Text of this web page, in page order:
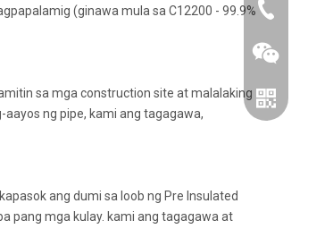
(ginawa mula sa C12200 - 99.9%
sa mga construction site at malalaking
ng pipe, kami ang tagagawa,
ang dumi sa loob ng Pre Insulated
pang mga kulay. kami ang tagagawa at
86-